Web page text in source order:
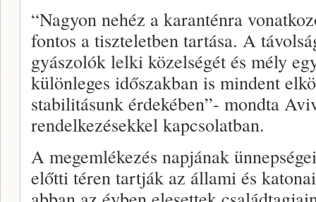
“Nagyon nehéz a karanténra
fontos a tiszteletben tartása. A
gyászolók lelki közelségét és mély
különleges időszakban is mindent
stabilitásunk érdekében”- mondta
rendelkezésekkel kapcsolatban.
A megemlékezés napjának
előtti téren tartják az állami és